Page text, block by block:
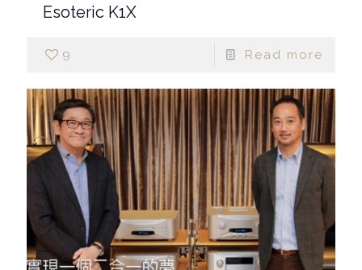
Esoteric K1X
9 Read more